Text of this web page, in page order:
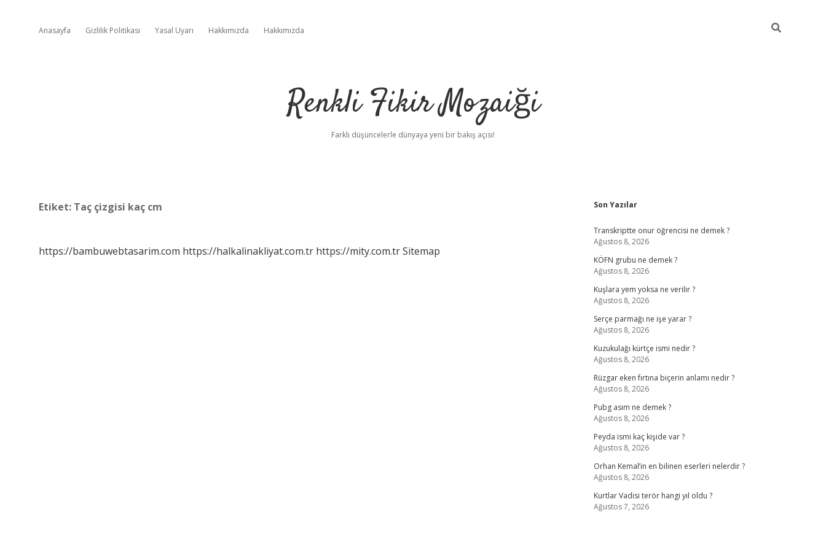
Anasayfa Gizlilik Politikası Yasal Uyarı Hakkımızda Hakkımızda
Renkli Fikir Mozaiği
Farklı düşüncelerle dünyaya yeni bir bakış açısı!
Etiket: Taç çizgisi kaç cm
https://bambuwebtasarim.com https://halkalinakliyat.com.tr https://mity.com.trSitemap
Sidebar
Son Yazılar
Transkriptte onur öğrencisi ne demek ?
Ağustos 8, 2026
KÖFN grubu ne demek ?
Ağustos 8, 2026
Kuşlara yem yoksa ne verilir ?
Ağustos 8, 2026
Serçe parmağı ne işe yarar ?
Ağustos 8, 2026
Kuzukulağı kürtçe ismi nedir ?
Ağustos 8, 2026
Rüzgar eken fırtına biçerin anlamı nedir ?
Ağustos 8, 2026
Pubg asım ne demek ?
Ağustos 8, 2026
Peyda ismi kaç kişide var ?
Ağustos 8, 2026
Orhan Kemal’in en bilinen eserleri nelerdir ?
Ağustos 8, 2026
Kurtlar Vadisi terör hangi yıl oldu ?
Ağustos 7, 2026